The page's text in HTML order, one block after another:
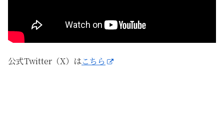
公式Twitter（X）はこちら